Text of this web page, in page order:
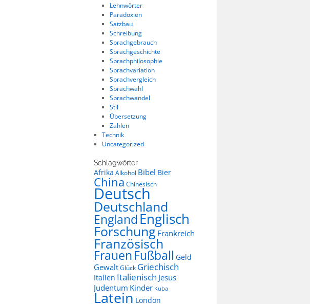
Lehnwörter
Paradoxien
Satzbau
Schreibung
Sprachgebrauch
Sprachgeschichte
Sprachphilosophie
Sprachvariation
Sprachvergleich
Sprachwahl
Sprachwandel
Stil
Übersetzung
Zahlen
Technik
Uncategorized
Schlagwörter
Afrika Alkohol Bibel Bier
China Chinesisch
Deutsch
Deutschland
EnglandEnglisch
Forschung Frankreich
Französisch
FrauenFußball Geld
GewaltGlück Griechisch
Italien Italienisch Jesus
Judentum Kinder Kuba
Latein London